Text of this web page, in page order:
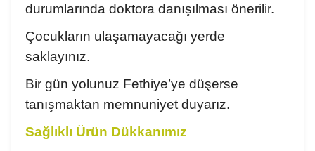
durumlarında doktora danışılması önerilir.
Çocukların ulaşamayacağı yerde
saklayınız.
Bir gün yolunuz Fethiye’ye düşerse
tanışmaktan memnuniyet duyarız.
Sağlıklı Ürün Dükkanımız